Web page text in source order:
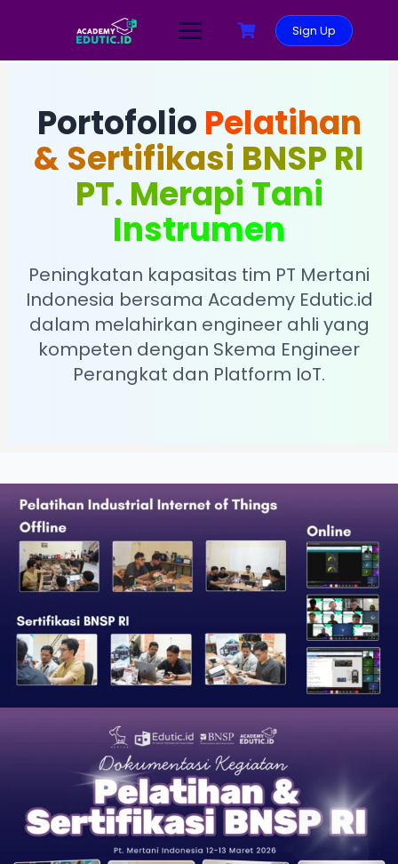
Sign Up
Portofolio Pelatihan
& Sertifikasi BNSP RI
PT. Merapi Tani
Instrumen
Peningkatan kapasitas tim PT Mertani
Indonesia bersama Academy Edutic.id
dalam melahirkan engineer ahli yang
kompeten dengan Skema Engineer
Perangkat dan Platform IoT.